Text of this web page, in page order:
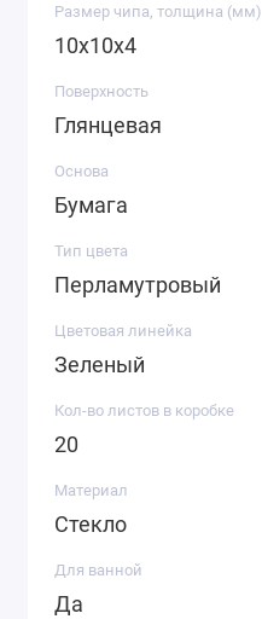
Размер чипа, толщина (мм)
10х10х4
Поверхность
Глянцевая
Основа
Бумага
Тип цвета
Перламутровый
Цветовая линейка
Зеленый
Кол-во листов в коробке
20
Материал
Стекло
Для ванной
Да